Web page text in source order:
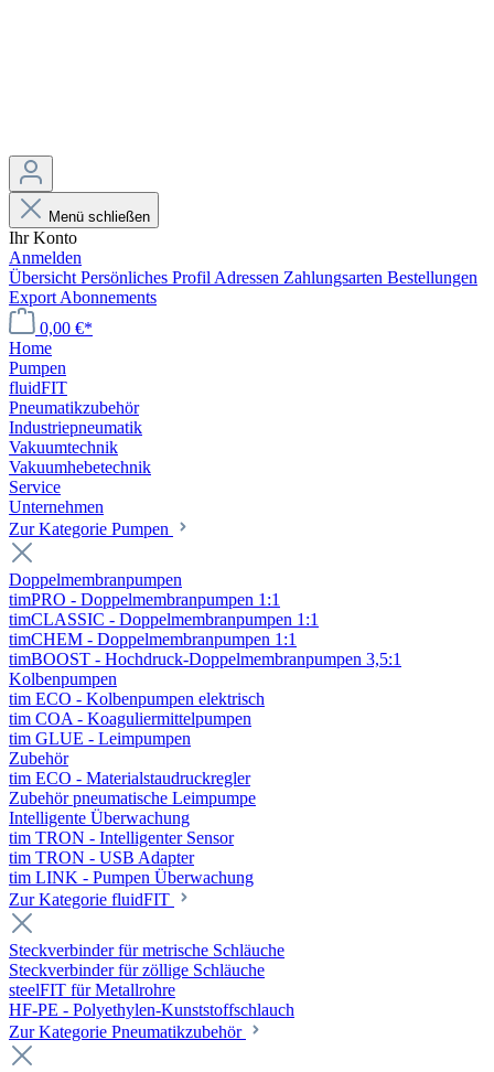
Menü schließen
Ihr Konto
Anmelden
Übersicht Persönliches Profil Adressen Zahlungsarten Bestellungen
Export Abonnements
0,00 €*
Home
Pumpen
fluidFIT
Pneumatikzubehör
Industriepneumatik
Vakuumtechnik
Vakuumhebetechnik
Service
Unternehmen
Zur Kategorie Pumpen
Doppelmembranpumpen
timPRO - Doppelmembranpumpen 1:1
timCLASSIC - Doppelmembranpumpen 1:1
timCHEM - Doppelmembranpumpen 1:1
timBOOST - Hochdruck-Doppelmembranpumpen 3,5:1
Kolbenpumpen
tim ECO - Kolbenpumpen elektrisch
tim COA - Koaguliermittelpumpen
tim GLUE - Leimpumpen
Zubehör
tim ECO - Materialstaudruckregler
Zubehör pneumatische Leimpumpe
Intelligente Überwachung
tim TRON - Intelligenter Sensor
tim TRON - USB Adapter
tim LINK - Pumpen Überwachung
Zur Kategorie fluidFIT
Steckverbinder für metrische Schläuche
Steckverbinder für zöllige Schläuche
steelFIT für Metallrohre
HF-PE - Polyethylen-Kunststoffschlauch
Zur Kategorie Pneumatikzubehör